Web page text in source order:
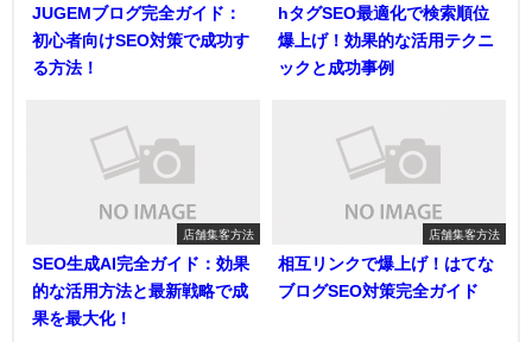
JUGEMブログ完全ガイド：
初心者向けSEO対策で成功す
る方法！
hタグSEO最適化で検索順位
爆上げ！効果的な活用テクニ
ックと成功事例
店舗集客方法
SEO生成AI完全ガイド：効果
的な活用方法と最新戦略で成
果を最大化！
店舗集客方法
相互リンクで爆上げ！はてな
ブログSEO対策完全ガイド